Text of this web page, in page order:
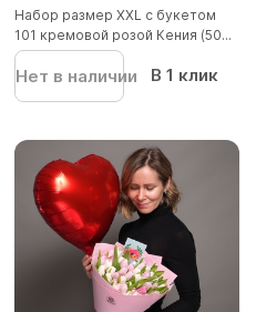
Набор размер XXL с букетом
101 кремовой розой Кения (50...
Нет в наличии В 1 клик